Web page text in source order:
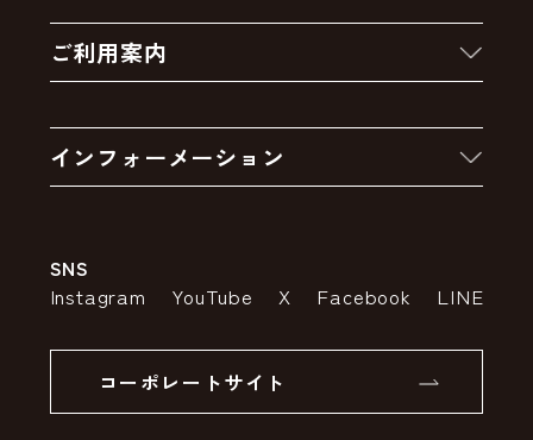
クーポン
卸販売・大量注文
アウトレットセール
ご利用案内
お支払いについて
インフォーメーション
特定商取引法の表示
SSLサーバー証明書とは
SNS
Instagram YouTube X Facebook LINE
コーポレートサイト